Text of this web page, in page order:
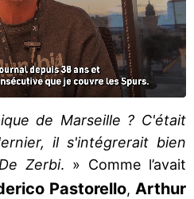
de Marseille ? C'était
il s'intégrerait bien
Zerbi. » Comme l’avait
Pastorello, Arthur